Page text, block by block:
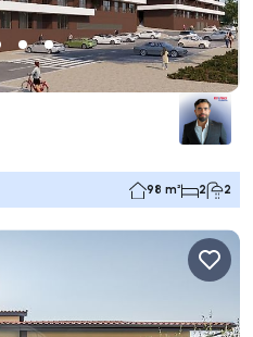
98 m² 2 2